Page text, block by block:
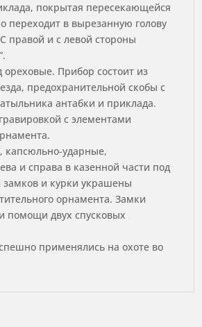
покрытая пересекающейся
переходит в вырезанную голову
правой и с левой стороны
ореховые. Прибор состоит из
предохранительной скобы с
антабки и приклада.
с элементами
капсюльно-ударные,
и справа в казенной части под
замков и курки украшены
орнамента. Замки
помощи двух спусковых
применялись на охоте во